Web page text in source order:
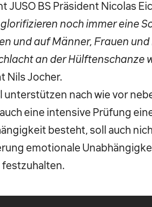
JUSO BS Präsident Nicolas
noch immer eine
und auf Männer, Frauen und
an der Hülftenschanze
Nils Jocher.
unterstützen nach wie vor
eine intensive Prüfung
besteht, soll auch
emotionale